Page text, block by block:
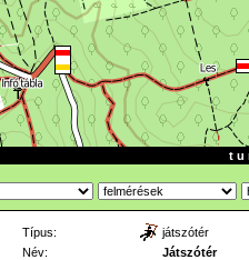
t u
Típus:
játszótér
Név:
Játszótér